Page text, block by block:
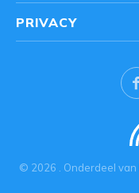
© 2026 . Onderdeel van
PRIVACY